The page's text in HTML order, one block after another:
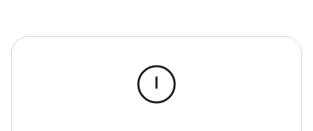
Calças
Casacos e Jaquetas